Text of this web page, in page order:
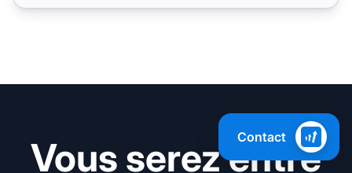
Vous serez entre
Contact